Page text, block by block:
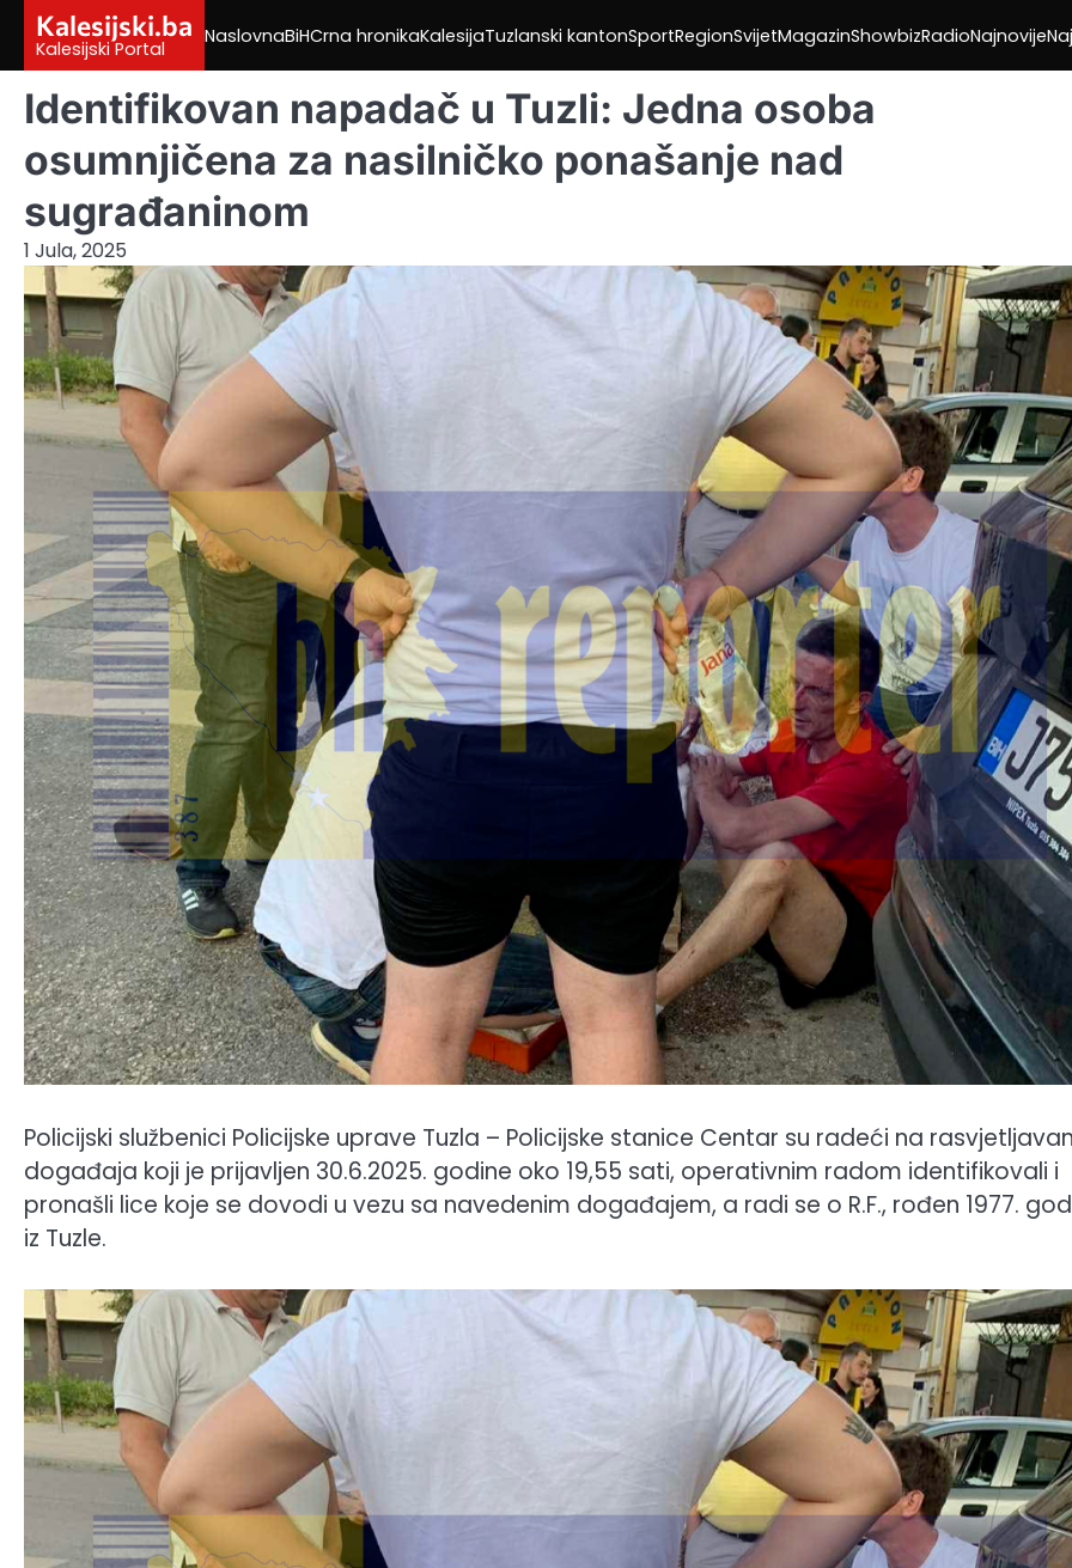
content
Kalesijski.ba
Kalesijski Portal
NaslovnaBiHCrna hronikaKalesijaTuzlanski kantonSportRegionSvijetMagazinShowbizRadioNajnovije
Identifikovan napadač u Tuzli: Jedna osoba
osumnjičena za nasilničko ponašanje nad
sugrađaninom
1 Jula, 2025
Policijski službenici Policijske uprave Tuzla – Policijske stanice Centar su radeći na
događaja koji je prijavljen 30.6.2025. godine oko 19,55 sati, operativnim radom identifikovali i
pronašli lice koje se dovodi u vezu sa navedenim događajem, a radi se o R.F., rođen 1977.
iz Tuzle.